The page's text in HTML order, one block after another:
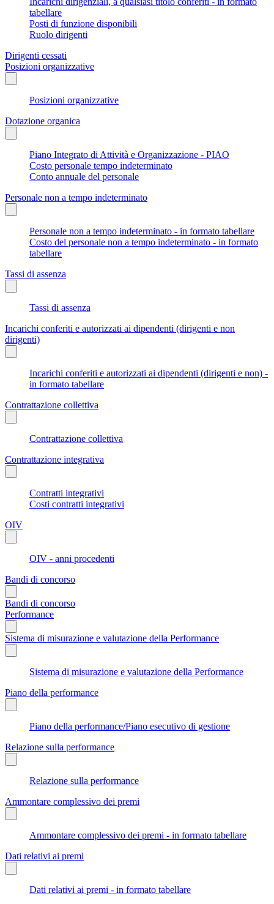
tabellare
Posti di funzione disponibili
Ruolo dirigenti
Dirigenti cessati
Posizioni organizzative
Posizioni organizzative
Dotazione organica
Piano Integrato di Attività e Organizzazione - PIAO
Costo personale tempo indeterminato
Conto annuale del personale
Personale non a tempo indeterminato
Personale non a tempo indeterminato - in formato tabellare
Costo del personale non a tempo indeterminato - in formato
tabellare
Tassi di assenza
Tassi di assenza
Incarichi conferiti e autorizzati ai dipendenti (dirigenti e non
dirigenti)
Incarichi conferiti e autorizzati ai dipendenti (dirigenti e non) -
in formato tabellare
Contrattazione collettiva
Contrattazione collettiva
Contrattazione integrativa
Contratti integrativi
Costi contratti integrativi
OIV
OIV - anni procedenti
Bandi di concorso
Bandi di concorso
Performance
Sistema di misurazione e valutazione della Performance
Sistema di misurazione e valutazione della Performance
Piano della performance
Piano della performance/Piano esecutivo di gestione
Relazione sulla performance
Relazione sulla performance
Ammontare complessivo dei premi
Ammontare complessivo dei premi - in formato tabellare
Dati relativi ai premi
Dati relativi ai premi - in formato tabellare